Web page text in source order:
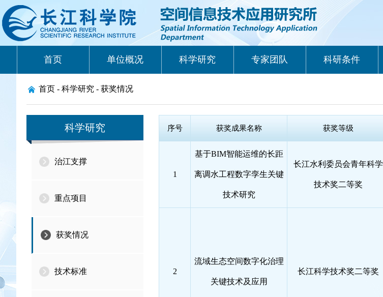
首页 单位概况 科学研究 专家团队 科研条件
首页 - 科学研究 - 获奖情况
科学研究
治江支撑
重点项目
获奖情况
技术标准
序号 获奖成果名称 获奖等级
1
基于BIM智能运维的长距
离调水工程数字孪生关键
技术研究
长江水利委员会青年科学
技术奖二等奖
2
流域生态空间数字化治理
关键技术及应用
长江科学技术奖二等奖